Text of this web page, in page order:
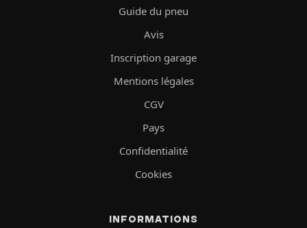
Guide du pneu
Avis
Inscription garage
Mentions légales
CGV
Pays
Confidentialité
Cookies
INFORMATIONS